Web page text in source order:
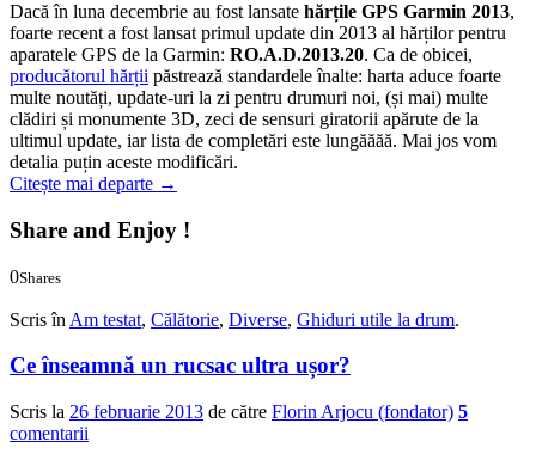
Dacă în luna decembrie au fost lansate hărțile GPS Garmin 2013,
foarte recent a fost lansat primul update din 2013 al hărților pentru
aparatele GPS de la Garmin: RO.A.D.2013.20. Ca de obicei,
producătorul hărții păstrează standardele înalte: harta aduce foarte
multe noutăți, update-uri la zi pentru drumuri noi, (și mai) multe
clădiri și monumente 3D, zeci de sensuri giratorii apărute de la
ultimul update, iar lista de completări este lungăăăă. Mai jos vom
detalia puțin aceste modificări.
Citește mai departe →
Share and Enjoy !
0Shares
Scris în Am testat, Călătorie, Diverse, Ghiduri utile la drum.
Ce înseamnă un rucsac ultra ușor?
Scris la 26 februarie 2013 de către Florin Arjocu (fondator) 5
comentarii